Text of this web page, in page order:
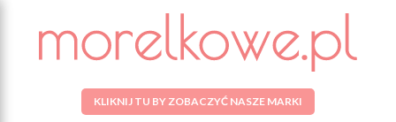
KLIKNIJ TU BY ZOBACZYĆ NASZE MARKI